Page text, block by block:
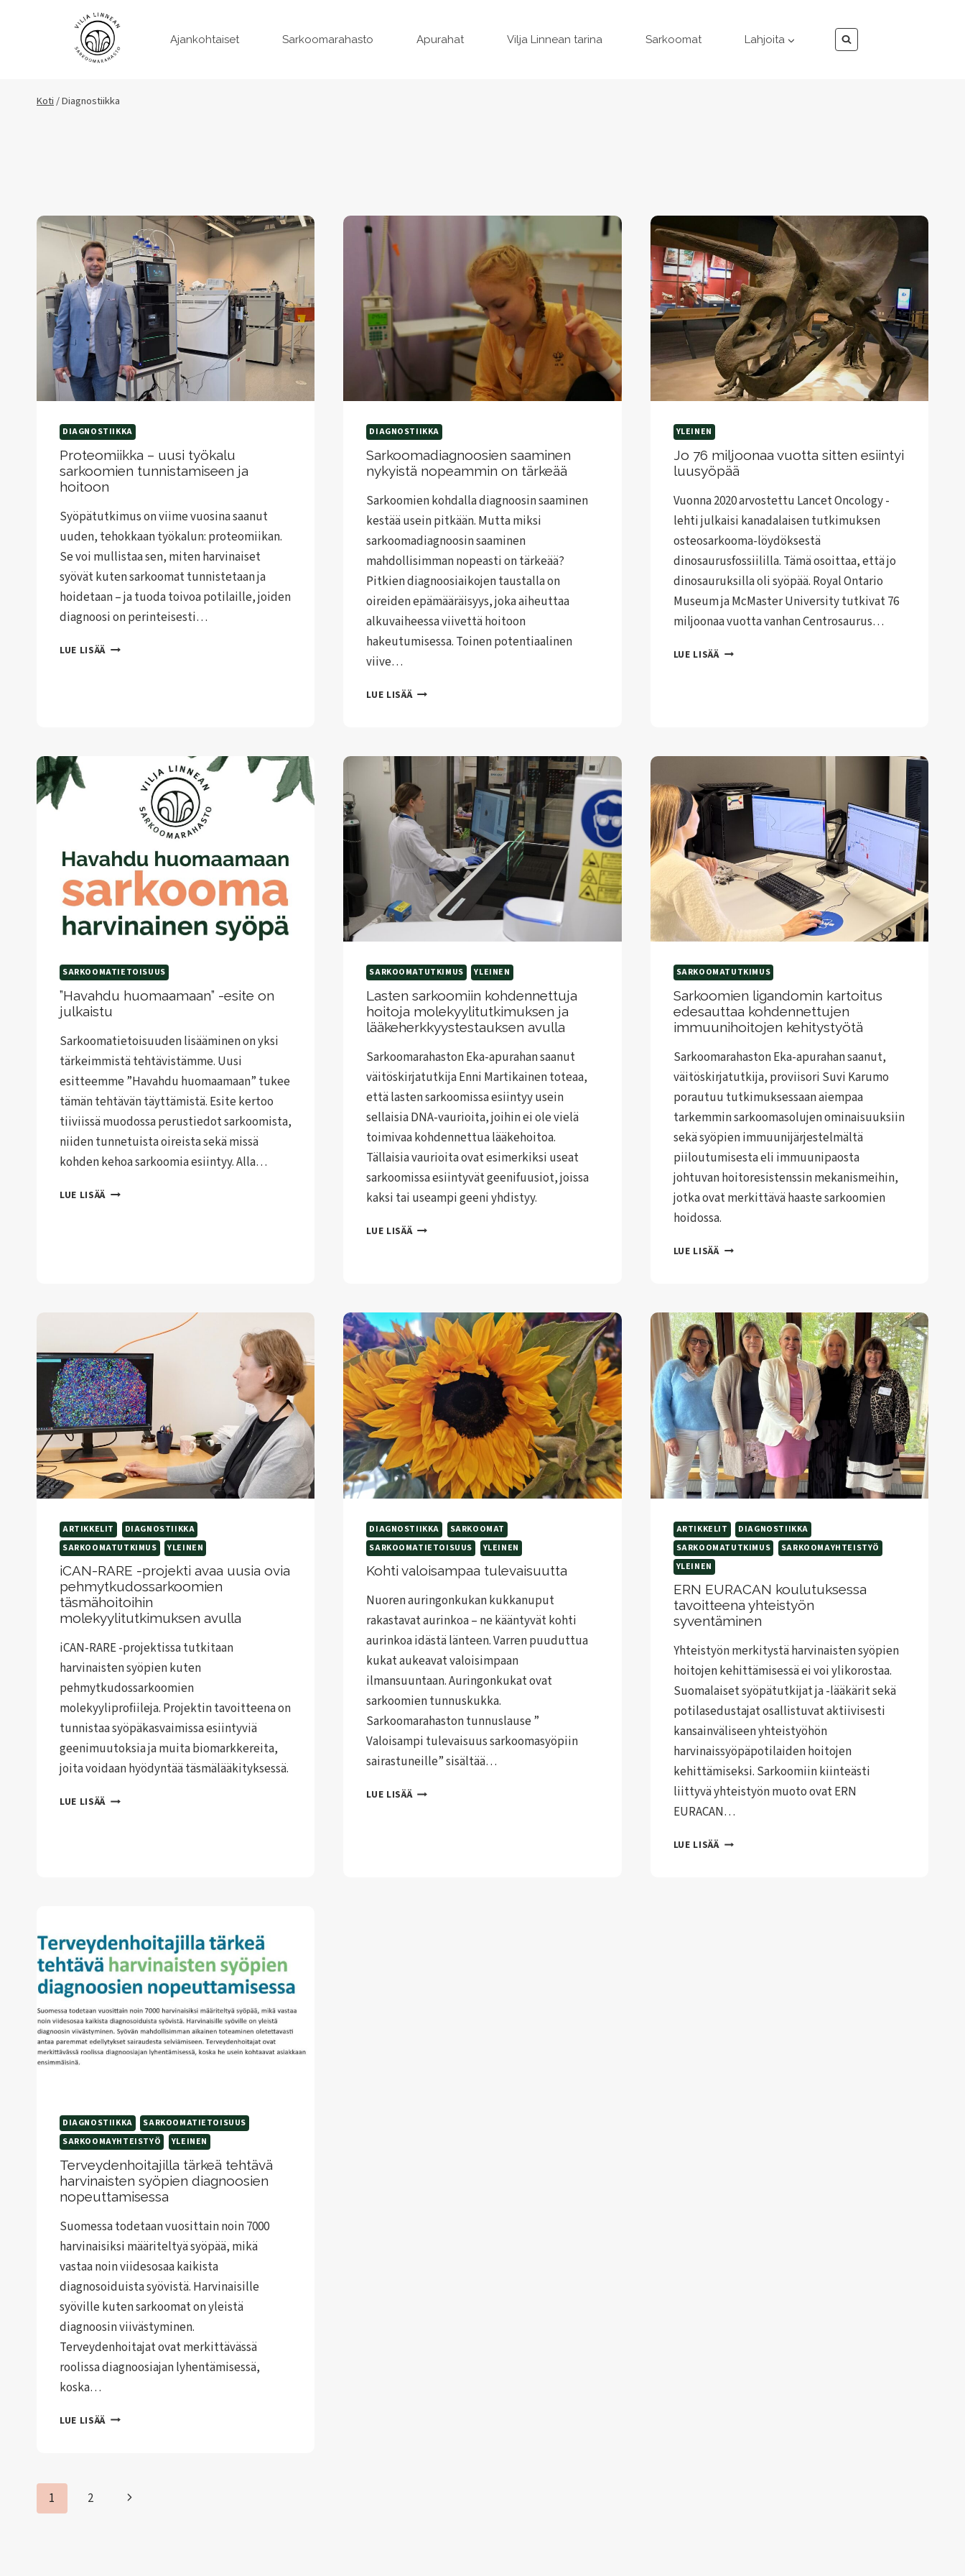
Ajankohtaiset Sarkoomarahasto Apurahat Vilja Linnean tarina Sarkoomat Lahjoita
Koti/Diagnostiikka
DIAGNOSTIIKKA
Proteomiikka – uusi työkalu
sarkoomien tunnistamiseen ja
hoitoon
Syöpätutkimus on viime vuosina saanut
uuden, tehokkaan työkalun: proteomiikan.
Se voi mullistaa sen, miten harvinaiset
syövät kuten sarkoomat tunnistetaan ja
hoidetaan – ja tuoda toivoa potilaille, joiden
diagnoosi on perinteisesti…
LUE LISÄÄ PROTEOMIIKKA
DIAGNOSTIIKKA
Sarkoomadiagnoosien saaminen
nykyistä nopeammin on tärkeää
Sarkoomien kohdalla diagnoosin saaminen
kestää usein pitkään. Mutta miksi
sarkoomadiagnoosin saaminen
mahdollisimman nopeasti on tärkeää?
Pitkien diagnoosiaikojen taustalla on
oireiden epämääräisyys, joka aiheuttaa
alkuvaiheessa viivettä hoitoon
hakeutumisessa. Toinen potentiaalinen
viive…
LUE LISÄÄSARKOOMADIAGNOOSIEN
ON
YLEINEN
Jo 76 miljoonaa vuotta sitten esiintyi
luusyöpää
Vuonna 2020 arvostettu Lancet Oncology -
lehti julkaisi kanadalaisen tutkimuksen
osteosarkooma-löydöksestä
dinosaurusfossiililla. Tämä osoittaa, että jo
dinosauruksilla oli syöpää. Royal Ontario
Museum ja McMaster University tutkivat 76
miljoonaa vuotta vanhan Centrosaurus…
LUE LISÄÄJO
SARKOOMATIETOISUUS
”Havahdu huomaamaan” -esite on
julkaistu
Sarkoomatietoisuuden lisääminen on yksi
tärkeimmistä tehtävistämme. Uusi
esitteemme ”Havahdu huomaamaan” tukee
tämän tehtävän täyttämistä. Esite kertoo
tiiviissä muodossa perustiedot sarkoomista,
niiden tunnetuista oireista sekä missä
kohden kehoa sarkoomia esiintyy. Alla…
LUE LISÄÄ ”HAVAHDU
SARKOOMATUTKIMUS YLEINEN
Lasten sarkoomiin kohdennettuja
hoitoja molekyylitutkimuksen ja
lääkeherkkyystestauksen avulla
Sarkoomarahaston Eka-apurahan saanut
väitöskirjatutkija Enni Martikainen toteaa,
että lasten sarkoomissa esiintyy usein
sellaisia DNA-vaurioita, joihin ei ole vielä
toimivaa kohdennettua lääkehoitoa.
Tällaisia vaurioita ovat esimerkiksi useat
sarkoomissa esiintyvät geenifuusiot, joissa
kaksi tai useampi geeni yhdistyy.
LUE LISÄÄLASTEN
JA
LÄÄKEHERKKYYSTESTAUKSEN
AVULLA
SARKOOMATUTKIMUS
Sarkoomien ligandomin kartoitus
edesauttaa kohdennettujen
immuunihoitojen kehitystyötä
Sarkoomarahaston Eka-apurahan saanut,
väitöskirjatutkija, proviisori Suvi Karumo
porautuu tutkimuksessaan aiempaa
tarkemmin sarkoomasolujen ominaisuuksiin
sekä syöpien immuunijärjestelmältä
piiloutumisesta eli immuunipaosta
johtuvan hoitoresistenssin mekanismeihin,
jotka ovat merkittävä haaste sarkoomien
hoidossa.
LUE LISÄÄSARKOOMIEN
KOHDENNETTUJEN
IMMUUNIHOITOJEN
KEHITYSTYÖTÄ
ARTIKKELIT
DIAGNOSTIIKKA
SARKOOMATUTKIMUS
YLEINEN
iCAN-RARE -projekti avaa uusia ovia
pehmytkudossarkoomien
täsmähoitoihin
molekyylitutkimuksen avulla
iCAN-RARE -projektissa tutkitaan
harvinaisten syöpien kuten
pehmytkudossarkoomien
molekyyliprofiileja. Projektin tavoitteena on
tunnistaa syöpäkasvaimissa esiintyviä
geenimuutoksia ja muita biomarkkereita,
joita voidaan hyödyntää täsmälääkityksessä.
LUE LISÄÄ ICAN-
TÄSMÄHOITOIHIN
MOLEKYYLITUTKIMUKSEN
AVULLA
DIAGNOSTIIKKA
SARKOOMAT
SARKOOMATIETOISUUS
YLEINEN
Kohti valoisampaa tulevaisuutta
Nuoren auringonkukan kukkanuput
rakastavat aurinkoa – ne kääntyvät kohti
aurinkoa idästä länteen. Varren puuduttua
kukat aukeavat valoisimpaan
ilmansuuntaan. Auringonkukat ovat
sarkoomien tunnuskukka.
Sarkoomarahaston tunnuslause ”
Valoisampi tulevaisuus sarkoomasyöpiin
sairastuneille” sisältää…
LUE LISÄÄKOHTI
ARTIKKELIT
DIAGNOSTIIKKA
SARKOOMATUTKIMUS
SARKOOMAYHTEISTYÖ
YLEINEN
ERN EURACAN koulutuksessa
tavoitteena yhteistyön
syventäminen
Yhteistyön merkitystä harvinaisten syöpien
hoitojen kehittämisessä ei voi ylikorostaa.
Suomalaiset syöpätutkijat ja -lääkärit sekä
potilasedustajat osallistuvat aktiivisesti
kansainväliseen yhteistyöhön
harvinaissyöpäpotilaiden hoitojen
kehittämiseksi. Sarkoomiin kiinteästi
liittyvä yhteistyön muoto ovat ERN
EURACAN…
LUE LISÄÄERN
DIAGNOSTIIKKA
SARKOOMATIETOISUUS
SARKOOMAYHTEISTYÖ
YLEINEN
Terveydenhoitajilla tärkeä tehtävä
harvinaisten syöpien diagnoosien
nopeuttamisessa
Suomessa todetaan vuosittain noin 7000
harvinaisiksi määriteltyä syöpää, mikä
vastaa noin viidesosaa kaikista
diagnosoiduista syövistä. Harvinaisille
syöville kuten sarkoomat on yleistä
diagnoosin viivästyminen.
Terveydenhoitajat ovat merkittävässä
roolissa diagnoosiajan lyhentämisessä,
koska…
LUE LISÄÄ TERVEYDENHOITAJILLA
DIAGNOOSIEN
Sivunavigointi
1 2
Seuraava